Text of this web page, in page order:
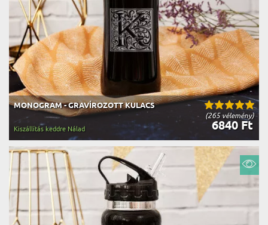
(265 vélemény)
MONOGRAM - GRAVÍROZOTT KULACS
6840 Ft
Kiszállítás keddre Nálad